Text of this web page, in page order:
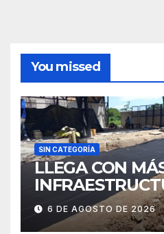
You missed
SIN CATEGORÍA
LLEGA CON
EDUCATIVA A
SUCRE
6 DE AGOSTO DE 2026